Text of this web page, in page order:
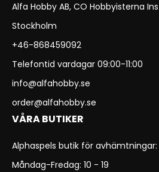
Alfa Hobby AB, CO Hobbyisterna
Stockholm
+46-868459092
Telefontid vardagar 09:00-11:00
info@alfahobby.se
order@alfahobby.se
VÅRA BUTIKER
Alphaspels butik för avhämtningar:
Måndag-Fredag: 10 - 19